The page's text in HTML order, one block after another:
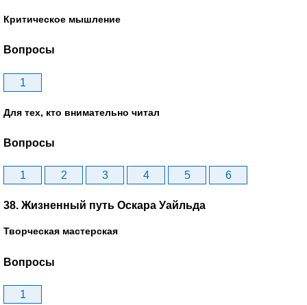
Критическое мышление
Вопросы
1
Для тех, кто внимательно читал
Вопросы
1 2 3 4 5 6
38. Жизненный путь Оскара Уайльда
Творческая мастерская
Вопросы
1